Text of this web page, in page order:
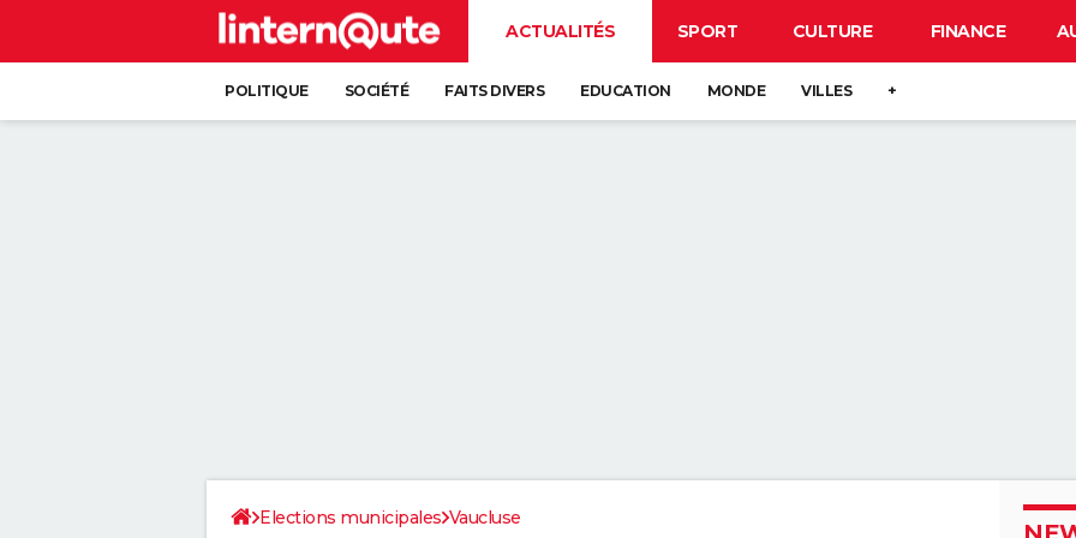
ACTUALITÉS SPORT CULTURE FINANCE
POLITIQUE SOCIÉTÉ FAITS DIVERS EDUCATION MONDE VILLES +
Elections municipales Vaucluse